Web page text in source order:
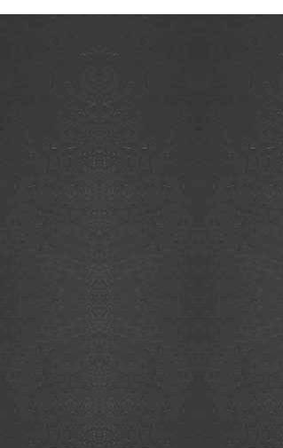
विक्स सर्वो प्रणाली...